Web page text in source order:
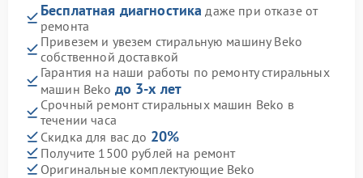
Бесплатная диагностика даже при отказе от
ремонта
Привезем и увезем стиральную машину Beko
собственной доставкой
Гарантия на наши работы по ремонту стиральных
машин Beko до 3-х лет
Срочный ремонт стиральных машин Beko в
течении часа
Скидка для вас до 20%
Получите 1500 рублей на ремонт
Оригинальные комплектующие Beko